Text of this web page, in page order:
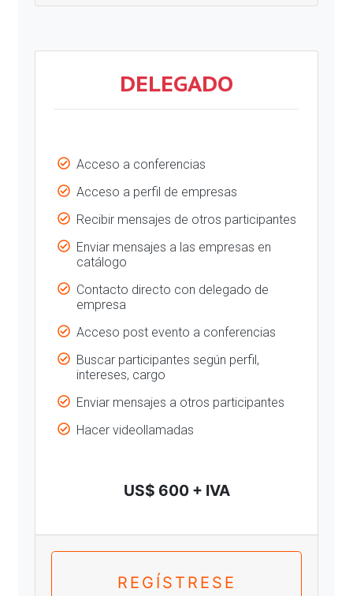
DELEGADO
Acceso a conferencias
Acceso a perfil de empresas
Recibir mensajes de otros participantes
Enviar mensajes a las empresas en
catálogo
Contacto directo con delegado de
empresa
Acceso post evento a conferencias
Buscar participantes según perfil,
intereses, cargo
Enviar mensajes a otros participantes
Hacer videollamadas
US$ 600 + IVA
REGÍSTRESE